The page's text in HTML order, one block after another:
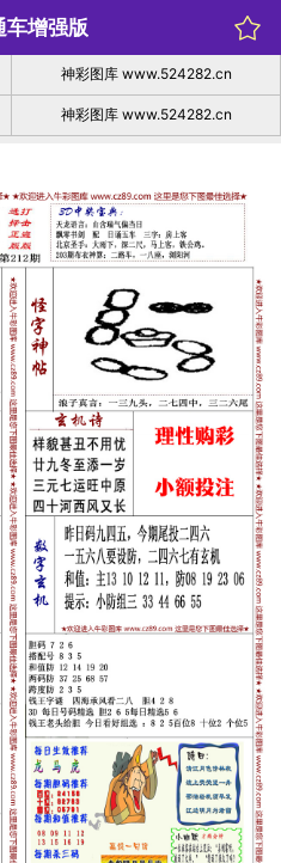
车增强版
神彩图库 www.524282.cn
神彩图库 www.524282.cn